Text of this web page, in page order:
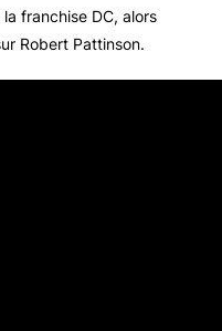
franchise DC, alors
Robert Pattinson.